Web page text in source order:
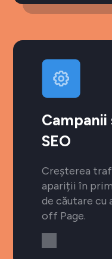
SEO
Creșterea
apariții în
de căutare cu
off Page.